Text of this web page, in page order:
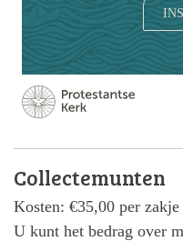
Collectemunten
Kosten: €35,00 per
U kunt het bedrag over